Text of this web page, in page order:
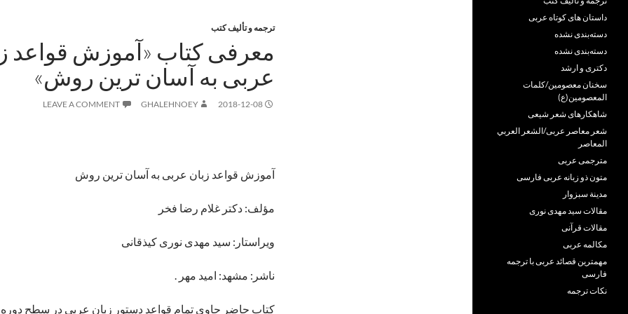
ترجمه و تألیف کتب
معرفی کتاب «آموزش قواعد
عربی به آسان ترین روش»
2018-12-08
GHALEHNOEY
LEAVE A COMMENT
آموزش قواعد زبان عربی به آسان ترین روش
مؤلف: دکتر غلام رضا فخر
ویراستار: سید مهدی نوری کیذقانی
ناشر: مشهد: امید مهر .
کتاب حاضر حاوی تمام قواعد دستور زبان عربی در سطح
داستان های کوتاه عربی
دسته‌بندی نشده
دسته‌بندی نشده
دکتری و ارشد
سخنان معصومین/کلمات
المعصومین(ع)
شاهکارهای شعر شیعی
شعر معاصر عربی/الشعر العربي
المعاصر
مترجمی عربی
متون ذو زبانه عربی فارسی
مدينة سبزوار
مقالات سید مهدی نوری
مقالات قرآنی
مکالمه عربی
مهمترین قصائد عربی با ترجمه
فارسی
نکات ترجمه